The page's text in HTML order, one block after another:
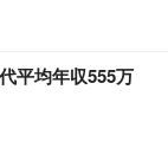
平均年収555万